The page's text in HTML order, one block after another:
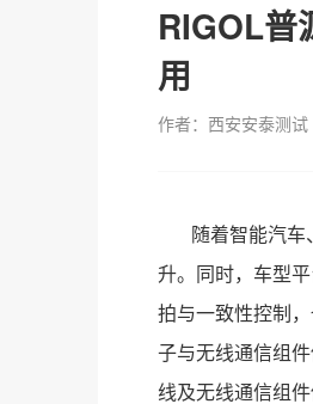
RIGOL普
用
作者：西安安泰测试
随着智能汽车
升。同时，车型
拍与一致性控制
子与无线通信组
线及无线通信组